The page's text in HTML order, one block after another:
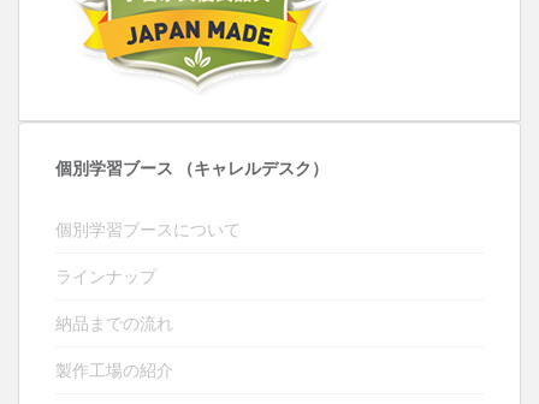
個別学習ブース （キャレルデスク）
個別学習ブースについて
ラインナップ
納品までの流れ
製作工場の紹介